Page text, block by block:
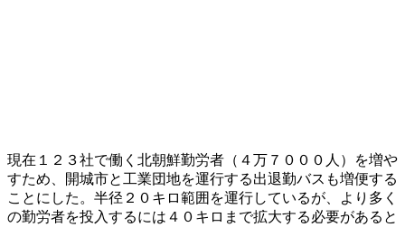
現在１２３社で働く北朝鮮勤労者（４万７０００人）を増や
すため、開城市と工業団地を運行する出退勤バスも増便する
ことにした。半径２０キロ範囲を運行しているが、より多く
の勤労者を投入するには４０キロまで拡大する必要があると